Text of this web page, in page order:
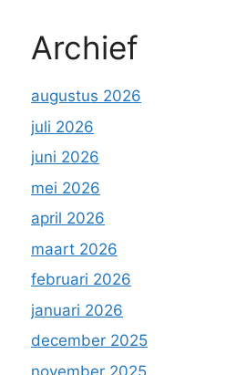
Archief
augustus 2026
juli 2026
juni 2026
mei 2026
april 2026
maart 2026
februari 2026
januari 2026
december 2025
november 2025